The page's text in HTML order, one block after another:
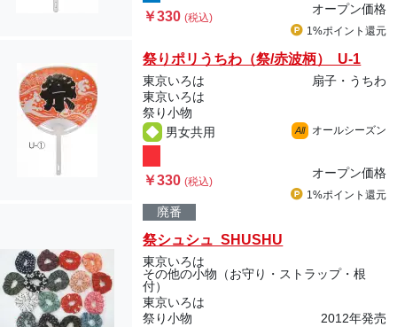
￥330(税込)
オープン価格
1%ポイント 還元
祭りポリうちわ（祭/赤波柄） U-1
東京いろは
扇子・うちわ
東京いろは
祭り小物
男女共用
All オールシーズン
￥330(税込)
オープン価格
1%ポイント 還元
廃番
祭シュシュ SHUSHU
東京いろは
その他の小物（お守り・ストラップ・根
付）
東京いろは
祭り小物
2012年発売